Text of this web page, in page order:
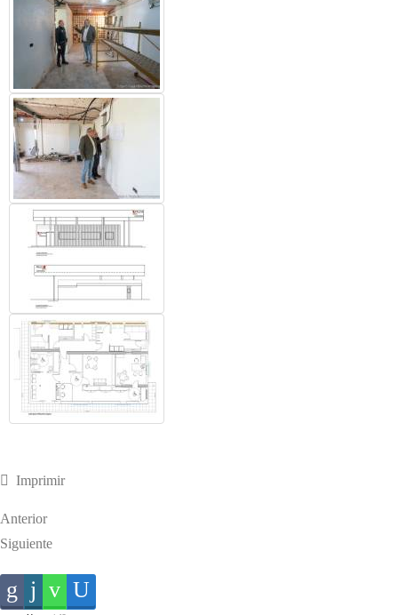
Imprimir
Anterior
Siguiente